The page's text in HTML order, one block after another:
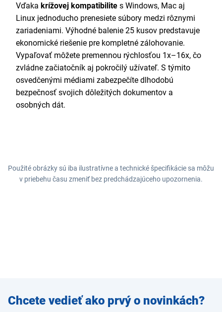
Vďaka krížovej kompatibilite s Windows, Mac aj
Linux jednoducho prenesiete súbory medzi rôznymi
zariadeniami. Výhodné balenie 25 kusov predstavuje
ekonomické riešenie pre kompletné zálohovanie.
Vypaľovať môžete premennou rýchlosťou 1x–16x, čo
zvládne začiatočník aj pokročilý užívateľ. S týmito
osvedčenými médiami zabezpečíte dlhodobú
bezpečnosť svojich dôležitých dokumentov a
osobných dát.
Použité obrázky sú iba ilustratívne a technické špecifikácie sa môžu
v priebehu času zmeniť bez predchádzajúceho upozornenia.
Zadajte
e-mail
Chcete vedieť ako prvý o novinkách?